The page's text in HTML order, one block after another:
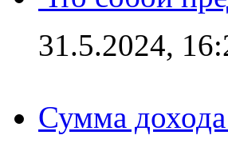
31.5.2024,
Сумма